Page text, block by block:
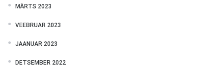
MÄRTS 2023
VEEBRUAR 2023
JAANUAR 2023
DETSEMBER 2022